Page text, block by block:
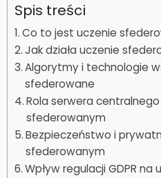
Spis treści
Co to jest uczenie
Jak działa uczenie
Algorytmy i technologie
sfederowane
Rola serwera
sfederowanym
Bezpieczeństwo i
sfederowanym
Wpływ regulacji GDPR